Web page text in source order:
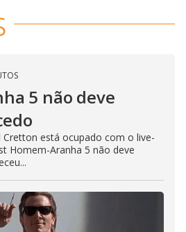
5 não deve
está ocupado com o live-
Homem-Aranha 5 não deve